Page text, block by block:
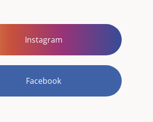
Instagram
Facebook